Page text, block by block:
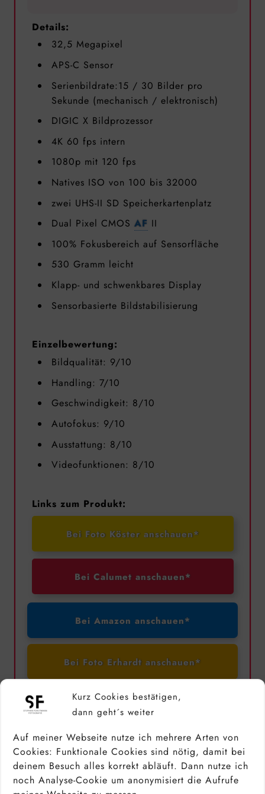
Kurz Cookies bestätigen,
dann geht´s weiter
Auf meiner Webseite nutze ich mehrere Arten von
Cookies: Funktionale Cookies sind nötig, damit bei
deinem Besuch alles korrekt abläuft. Dann nutze ich
noch Analyse-Cookie um anonymisiert die Aufrufe
Details:
32,5 Megapixel
APS-C Sensor
Serienbildrate:15 / 30 Bilder pro
Sekunde (mechanisch / elektronisch)
DIGIC X Bildprozessor
4K 60 fps intern
1080p mit 120 fps
Natives ISO von 100 bis 32000
zwei UHS-II SD Speicherkartenplatz
Dual Pixel CMOS AF II
100% Fokusbereich auf Sensorfläche
530 Gramm leicht
Klapp- und schwenkbares Display
Sensorbasierte Bildstabilisierung
Einzelbewertung:
Bildqualität: 9/10
Handling: 7/10
Geschwindigkeit: 8/10
Autofokus: 9/10
Ausstattung: 8/10
Videofunktionen: 8/10
Links zum Produkt:
Bei Foto Köster anschauen*
Bei Calumet anschauen*
Bei Amazon anschauen*
Bei Foto Erhardt anschauen*
Top Nikon APS-C Kamera